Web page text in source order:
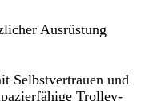
Ausrüstung
Selbstvertrauen und
Trolley-